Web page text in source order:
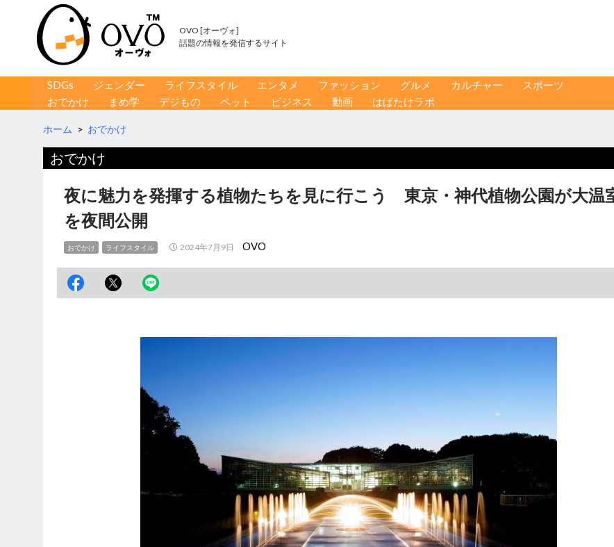
OVO [オーヴォ]
話題の情報を発信するサイト
コンテンツへ移動
SDGs ジェンダー ライフスタイル エンタメ ファッション グルメ カルチャー
スポーツ
おでかけ
まめ学 デジもの ペット ビジネス 動画 はばたけラボ
ホーム > おでかけ
おでかけ
夜に魅力を発揮する植物たちを見に行こう 東京・神代植物公園が大温
を夜間公開
おでかけ ライフスタイル 2024年7月9日 OVO